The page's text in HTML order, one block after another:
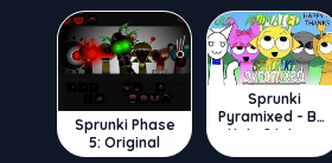
Sprunki Phase
5: Original
Sprunki
Pyramixed - But
Upin & Ipin oc